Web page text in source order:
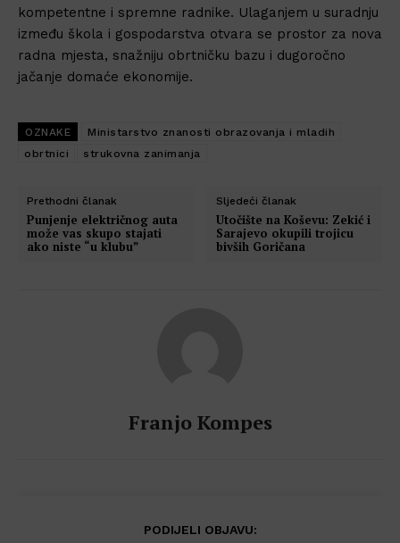
kompetentne i spremne radnike. Ulaganjem u suradnju
između škola i gospodarstva otvara se prostor za nova
radna mjesta, snažniju obrtničku bazu i dugoročno
jačanje domaće ekonomije.
OZNAKE
Ministarstvo znanosti obrazovanja i mladih
obrtnici
strukovna zanimanja
Prethodni članak
Punjenje električnog auta
može vas skupo stajati
ako niste “u klubu”
Sljedeći članak
Utočište na Koševu: Zekić i
Sarajevo okupili trojicu
bivših Goričana
Franjo Kompes
PODIJELI OBJAVU: